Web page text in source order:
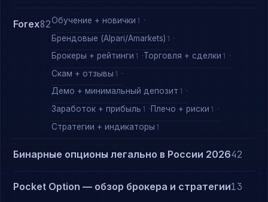
Forex82Обучение + новички 1
Брендовые (Alpari/Amarkets) 1
Брокеры + рейтинги 1 Торговля + сделки 1
Скам + отзывы 1
Демо + минимальный депозит 1
Заработок + прибыль 1 Плечо + риски 1
Стратегии + индикаторы 1
Бинарные опционы легально в России 202642
Pocket Option — обзор брокера и стратегии13